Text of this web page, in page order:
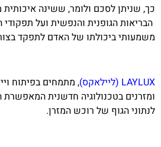
כך, שניתן לסכם ולומר, ששינה
הבריאות הגופנית והנפשית ועל
משמעותי ביכולתו של האדם לתפקד
LAYLUX (ליילאקס)
, מתמחים בפיתוח
ומזרנים בטכנולוגיה חדשנית
לנתוני הגוף של רוכש המזרן.